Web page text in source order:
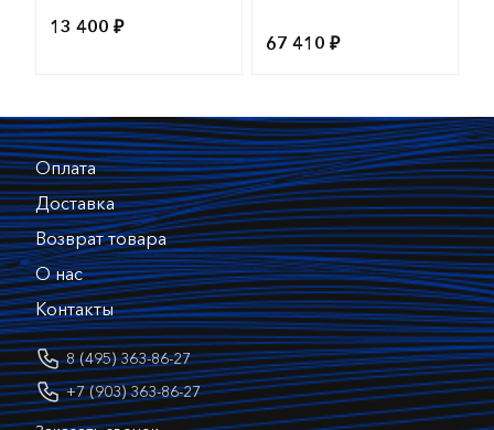
13 400 ₽
67 410 ₽
Оплата
Доставка
Возврат товара
О нас
Контакты
8 (495) 363-86-27
+7 (903) 363-86-27